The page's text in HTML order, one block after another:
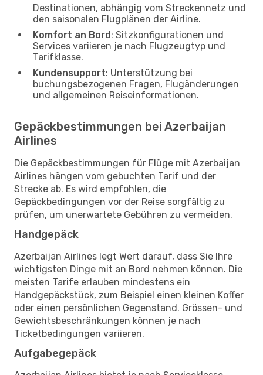
Destinationen, abhängig vom Streckennetz und
den saisonalen Flugplänen der Airline.
Komfort an Bord: Sitzkonfigurationen und
Services variieren je nach Flugzeugtyp und
Tarifklasse.
Kundensupport: Unterstützung bei
buchungsbezogenen Fragen, Flugänderungen
und allgemeinen Reiseinformationen.
Gepäckbestimmungen bei Azerbaijan
Airlines
Die Gepäckbestimmungen für Flüge mit Azerbaijan
Airlines hängen vom gebuchten Tarif und der
Strecke ab. Es wird empfohlen, die
Gepäckbedingungen vor der Reise sorgfältig zu
prüfen, um unerwartete Gebühren zu vermeiden.
Handgepäck
Azerbaijan Airlines legt Wert darauf, dass Sie Ihre
wichtigsten Dinge mit an Bord nehmen können. Die
meisten Tarife erlauben mindestens ein
Handgepäckstück, zum Beispiel einen kleinen Koffer
oder einen persönlichen Gegenstand. Grössen- und
Gewichtsbeschränkungen können je nach
Ticketbedingungen variieren.
Aufgabegepäck